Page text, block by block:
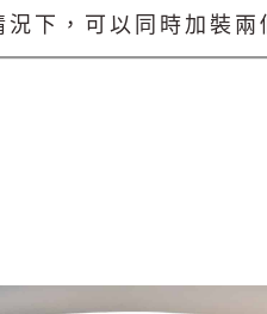
下，可以同時加裝兩